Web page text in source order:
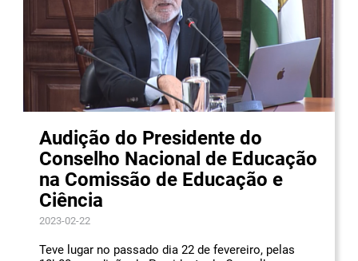
Audição do Presidente do
Conselho Nacional de Educação
na Comissão de Educação e
Ciência
2023-02-22
Teve lugar no passado dia 22 de fevereiro, pelas